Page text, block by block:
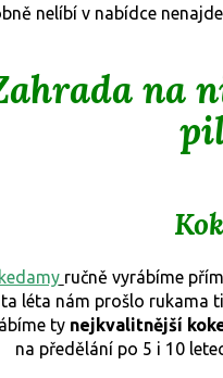
nelíbí v nabídce
na
ručně vyrábíme
ta léta nám prošlo rukama
ty nejkvalitnější
na předělání po 5 i 10